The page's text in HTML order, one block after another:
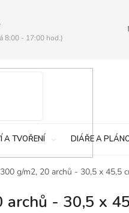
8:00 - 17:00 hod.)
A TVOŘENÍ DIÁŘE A
g/m2, 20 archů - 30,5 x 45,5
archů - 30,5 x